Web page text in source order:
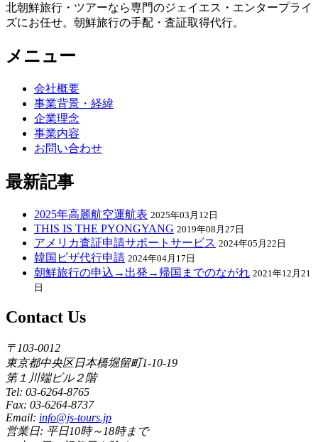
北朝鮮旅行・ツアーなら専門のジェイエス・エンタープライ
ズにお任せ。朝鮮旅行の手配・査証取得代行。
メニュー
会社概要
事業背景・経緯
企業理念
事業内容
お問い合わせ
最新記事
2025年高麗航空運航表 2025年03月12日
THIS IS THE PYONGYANG 2019年08月27日
アメリカ査証申請サポートサービス 2024年05月22日
韓国ビザ代行申請 2024年04月17日
朝鮮旅行の申込→出発→帰国までのながれ 2021年12月21
日
Contact Us
〒103-0012
東京都中央区日本橋堀留町1-10-19
第１川端ビル２階
Tel: 03-6264-8765
Fax: 03-6264-8737
Email: info@js-tours.jp
営業日: 平日10時～18時まで